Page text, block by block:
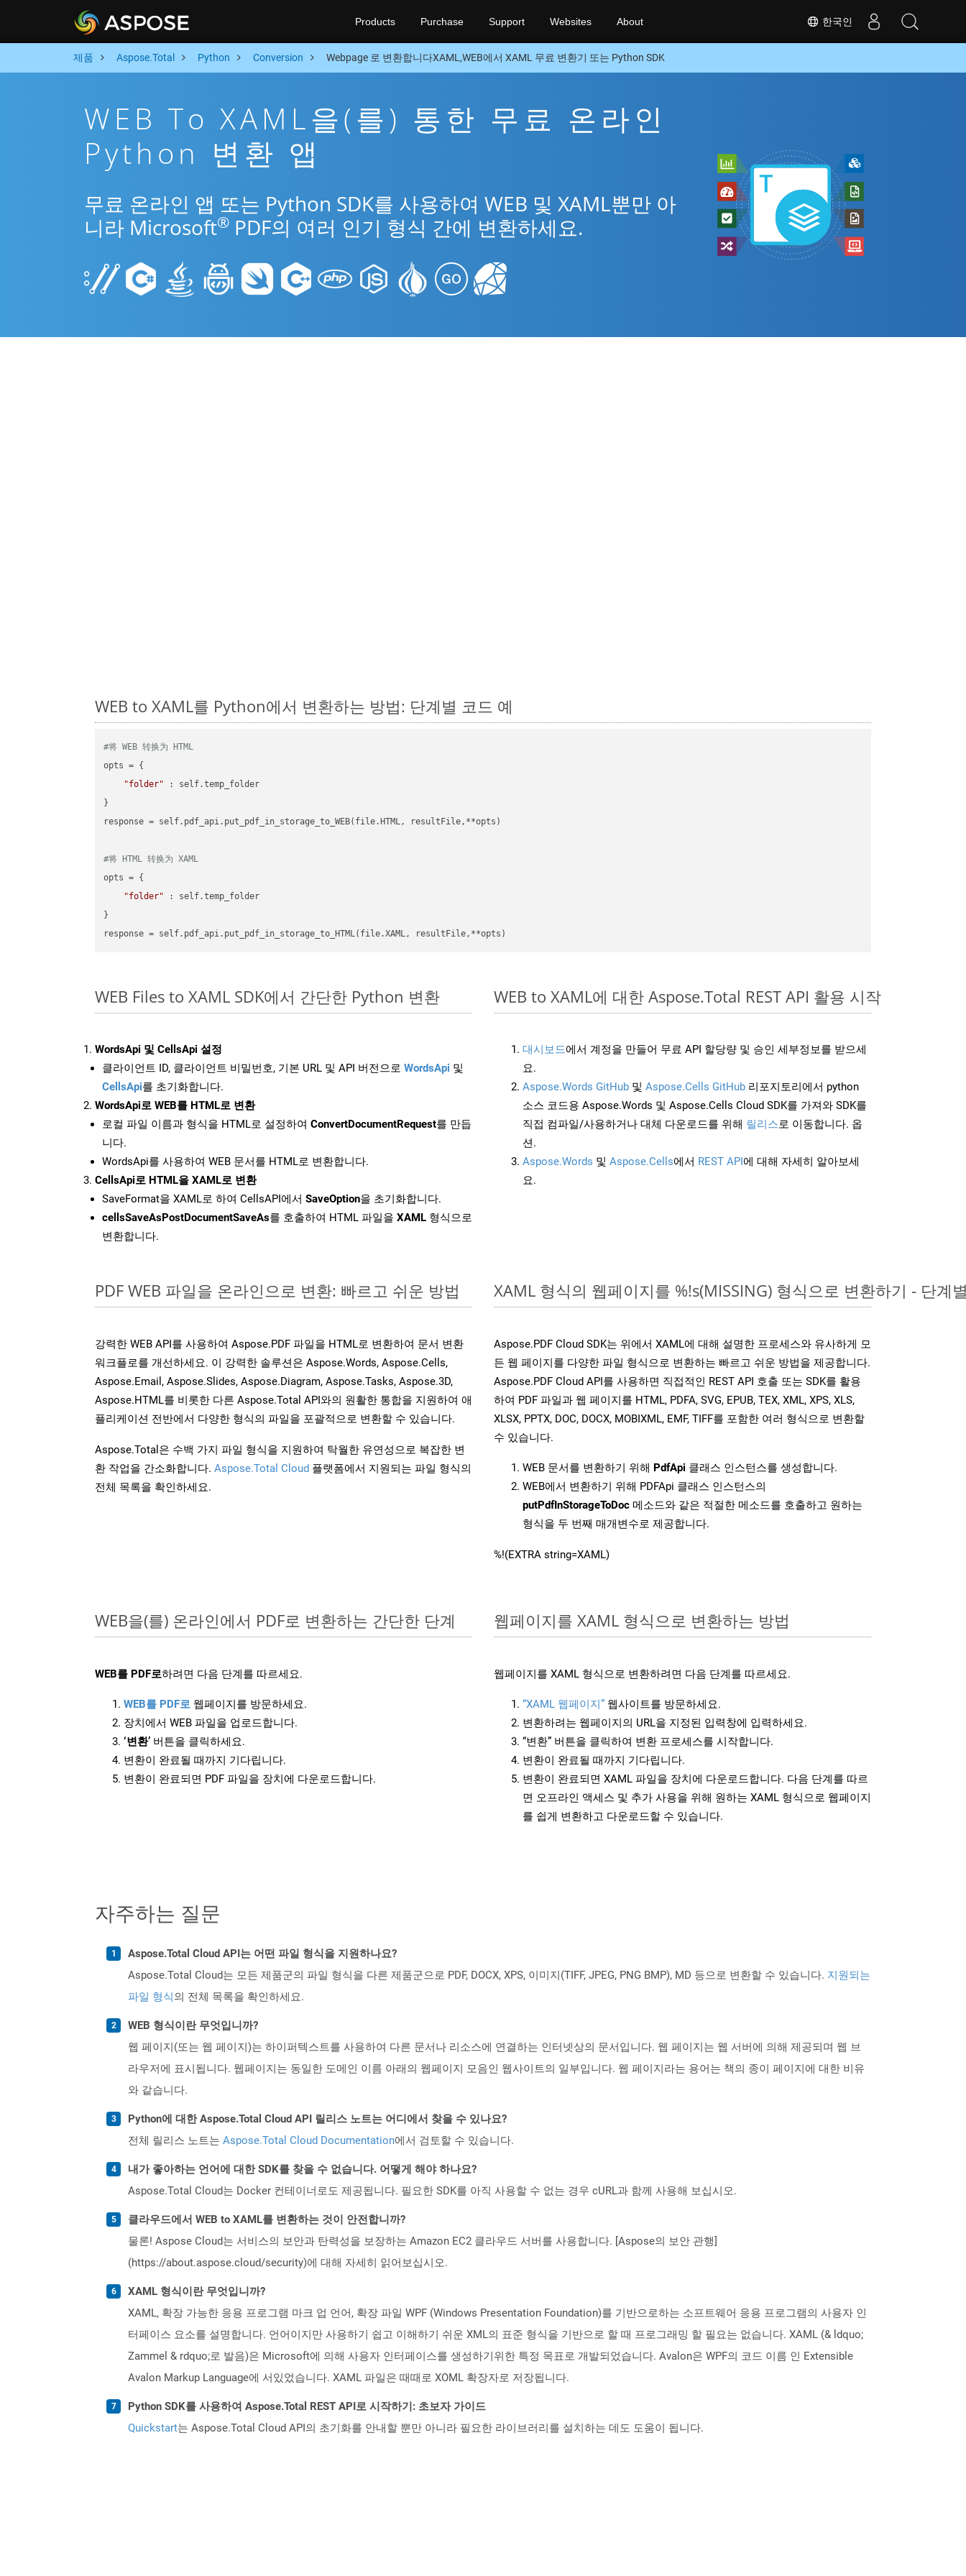
한국인
Products Purchase Support Websites About
제품 Aspose.Total Python Conversion Webpage 로 변환합니다XAML,WEB에서 XAML 무료 변환기 또는 Python SDK
WEB To XAML을(를) 통한 무료 온라인
Python 변환 앱
무료 온라인 앱 또는 Python SDK를 사용하여 WEB 및 XAML뿐만 아
니라 Microsoft® PDF의 여러 인기 형식 간에 변환하세요.
WEB to XAML를 Python에서 변환하는 방법: 단계별 코드 예
#将 WEB 转换为 HTML
opts = {
"folder" : self.temp_folder
}
response = self.pdf_api.put_pdf_in_storage_to_WEB(file.HTML, resultFile,**opts)
#将 HTML 转换为 XAML
opts = {
"folder" : self.temp_folder
}
WEB Files to XAML SDK에서 간단한 Python 변환
WordsApi 및 CellsApi 설정
클라이언트 ID, 클라이언트 비밀번호, 기본 URL 및 API 버전으로 WordsApi 및
CellsApi를 초기화합니다.
WordsApi로 WEB를 HTML로 변환
로컬 파일 이름과 형식을 HTML로 설정하여 ConvertDocumentRequest를 만듭
니다.
WordsApi를 사용하여 WEB 문서를 HTML로 변환합니다.
CellsApi로 HTML을 XAML로 변환
SaveFormat을 XAML로 하여 CellsAPI에서 SaveOption을 초기화합니다.
cellsSaveAsPostDocumentSaveAs를 호출하여 HTML 파일을 XAML 형식으로
변환합니다.
WEB to XAML에 대한 Aspose.Total REST API 활용 시작
대시보드에서 계정을 만들어 무료 API 할당량 및 승인 세부정보를 받으세
요.
Aspose.Words GitHub 및 Aspose.Cells GitHub 리포지토리에서 python
소스 코드용 Aspose.Words 및 Aspose.Cells Cloud SDK를 가져와 SDK를
직접 컴파일/사용하거나 대체 다운로드를 위해 릴리스로 이동합니다. 옵
션.
Aspose.Words 및 Aspose.Cells에서 REST API에 대해 자세히 알아보세
요.
PDF WEB 파일을 온라인으로 변환: 빠르고 쉬운 방법
강력한 WEB API를 사용하여 Aspose.PDF 파일을 HTML로 변환하여 문서 변환
워크플로를 개선하세요. 이 강력한 솔루션은 Aspose.Words, Aspose.Cells,
Aspose.Email, Aspose.Slides, Aspose.Diagram, Aspose.Tasks, Aspose.3D,
Aspose.HTML를 비롯한 다른 Aspose.Total API와의 원활한 통합을 지원하여 애
플리케이션 전반에서 다양한 형식의 파일을 포괄적으로 변환할 수 있습니다.
Aspose.Total은 수백 가지 파일 형식을 지원하여 탁월한 유연성으로 복잡한 변
환 작업을 간소화합니다. Aspose.Total Cloud 플랫폼에서 지원되는 파일 형식의
전체 목록을 확인하세요.
XAML 형식의 웹페이지를 %!s(MISSING) 형식으로 변환하기 - 단계
Aspose.PDF Cloud SDK는 위에서 XAML에 대해 설명한 프로세스와 유사하게 모
든 웹 페이지를 다양한 파일 형식으로 변환하는 빠르고 쉬운 방법을 제공합니다.
Aspose.PDF Cloud API를 사용하면 직접적인 REST API 호출 또는 SDK를 활용
하여 PDF 파일과 웹 페이지를 HTML, PDFA, SVG, EPUB, TEX, XML, XPS, XLS,
XLSX, PPTX, DOC, DOCX, MOBIXML, EMF, TIFF를 포함한 여러 형식으로 변환할
수 있습니다.
WEB 문서를 변환하기 위해 PdfApi 클래스 인스턴스를 생성합니다.
WEB에서 변환하기 위해 PDFApi 클래스 인스턴스의
putPdfInStorageToDoc 메소드와 같은 적절한 메소드를 호출하고 원하는
형식을 두 번째 매개변수로 제공합니다.
%!(EXTRA string=XAML)
WEB을(를) 온라인에서 PDF로 변환하는 간단한 단계
WEB를 PDF로하려면 다음 단계를 따르세요.
WEB를 PDF로 웹페이지를 방문하세요.
장치에서 WEB 파일을 업로드합니다.
‘변환’ 버튼을 클릭하세요.
변환이 완료될 때까지 기다립니다.
변환이 완료되면 PDF 파일을 장치에 다운로드합니다.
웹페이지를 XAML 형식으로 변환하는 방법
웹페이지를 XAML 형식으로 변환하려면 다음 단계를 따르세요.
“XAML 웹페이지” 웹사이트를 방문하세요.
변환하려는 웹페이지의 URL을 지정된 입력창에 입력하세요.
“변환” 버튼을 클릭하여 변환 프로세스를 시작합니다.
변환이 완료될 때까지 기다립니다.
변환이 완료되면 XAML 파일을 장치에 다운로드합니다. 다음 단계를 따르
면 오프라인 액세스 및 추가 사용을 위해 원하는 XAML 형식으로 웹페이지
를 쉽게 변환하고 다운로드할 수 있습니다.
자주하는 질문
Aspose.Total Cloud API는 어떤 파일 형식을 지원하나요?
Aspose.Total Cloud는 모든 제품군의 파일 형식을 다른 제품군으로 PDF, DOCX, XPS, 이미지(TIFF, JPEG, PNG BMP), MD 등으로 변환할 수 있습니다. 지원되는
파일 형식의 전체 목록을 확인하세요.
WEB 형식이란 무엇입니까?
웹 페이지(또는 웹 페이지)는 하이퍼텍스트를 사용하여 다른 문서나 리소스에 연결하는 인터넷상의 문서입니다. 웹 페이지는 웹 서버에 의해 제공되며 웹 브
라우저에 표시됩니다. 웹페이지는 동일한 도메인 이름 아래의 웹페이지 모음인 웹사이트의 일부입니다. 웹 페이지라는 용어는 책의 종이 페이지에 대한 비유
와 같습니다.
Python에 대한 Aspose.Total Cloud API 릴리스 노트는 어디에서 찾을 수 있나요?
전체 릴리스 노트는 Aspose.Total Cloud Documentation에서 검토할 수 있습니다.
내가 좋아하는 언어에 대한 SDK를 찾을 수 없습니다. 어떻게 해야 하나요?
Aspose.Total Cloud는 Docker 컨테이너로도 제공됩니다. 필요한 SDK를 아직 사용할 수 없는 경우 cURL과 함께 사용해 보십시오.
클라우드에서 WEB to XAML를 변환하는 것이 안전합니까?
물론! Aspose Cloud는 서비스의 보안과 탄력성을 보장하는 Amazon EC2 클라우드 서버를 사용합니다. [Aspose의 보안 관행]
(https://about.aspose.cloud/security)에 대해 자세히 읽어보십시오.
XAML 형식이란 무엇입니까?
XAML, 확장 가능한 응용 프로그램 마크 업 언어, 확장 파일 WPF (Windows Presentation Foundation)를 기반으로하는 소프트웨어 응용 프로그램의 사용자 인
터페이스 요소를 설명합니다. 언어이지만 사용하기 쉽고 이해하기 쉬운 XML의 표준 형식을 기반으로 할 때 프로그래밍 할 필요는 없습니다. XAML (& ldquo;
Zammel & rdquo;로 발음)은 Microsoft에 의해 사용자 인터페이스를 생성하기위한 특정 목표로 개발되었습니다. Avalon은 WPF의 코드 이름 인 Extensible
Avalon Markup Language에 서있었습니다. XAML 파일은 때때로 XOML 확장자로 저장됩니다.
Python SDK를 사용하여 Aspose.Total REST API로 시작하기: 초보자 가이드
Quickstart는 Aspose.Total Cloud API의 초기화를 안내할 뿐만 아니라 필요한 라이브러리를 설치하는 데도 도움이 됩니다.